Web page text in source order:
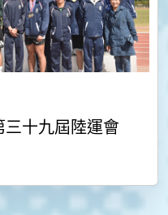
三十九屆陸運會